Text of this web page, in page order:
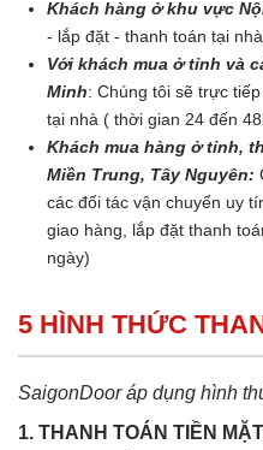
Khách hàng ở khu vực
- lắp đặt - thanh toán tại
Với khách mua ở tỉnh và
Minh: Chúng tôi sẽ trực
tại nhà ( thời gian 24 đến
Khách mua hàng ở tỉnh,
Miền Trung, Tây Nguyên:
các đối tác vận chuyển uy
giao hàng, lắp đặt thanh
ngày)
5 HÌNH THỨC
SaigonDoor áp dụng hình
1. THANH TOÁN TIỀN